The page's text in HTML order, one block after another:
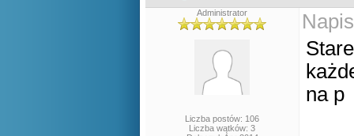
Administrator
Liczba postów: 106
Liczba wątków: 3
na p